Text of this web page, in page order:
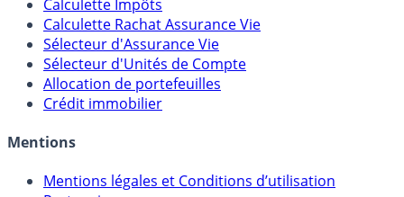
Calculateur d'intérêts
Calculette Impôts
Calculette Rachat Assurance Vie
Sélecteur d'Assurance Vie
Sélecteur d'Unités de Compte
Allocation de portefeuilles